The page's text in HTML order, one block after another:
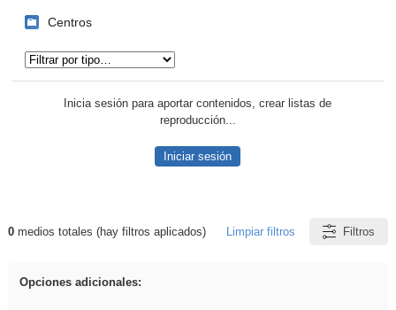
Centros
Inicia sesión para aportar contenidos, crear listas de
reproducción...
Iniciar sesión
Resultados de: fruto
0medios totales (hay filtros aplicados) Limpiar filtros Filtros
Opciones adicionales: